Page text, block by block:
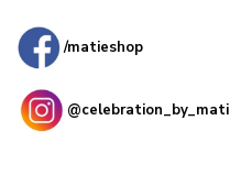
/matieshop
@celebration_by_mati